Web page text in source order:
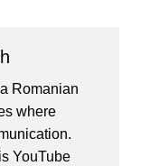
Romanian
where
YouTube